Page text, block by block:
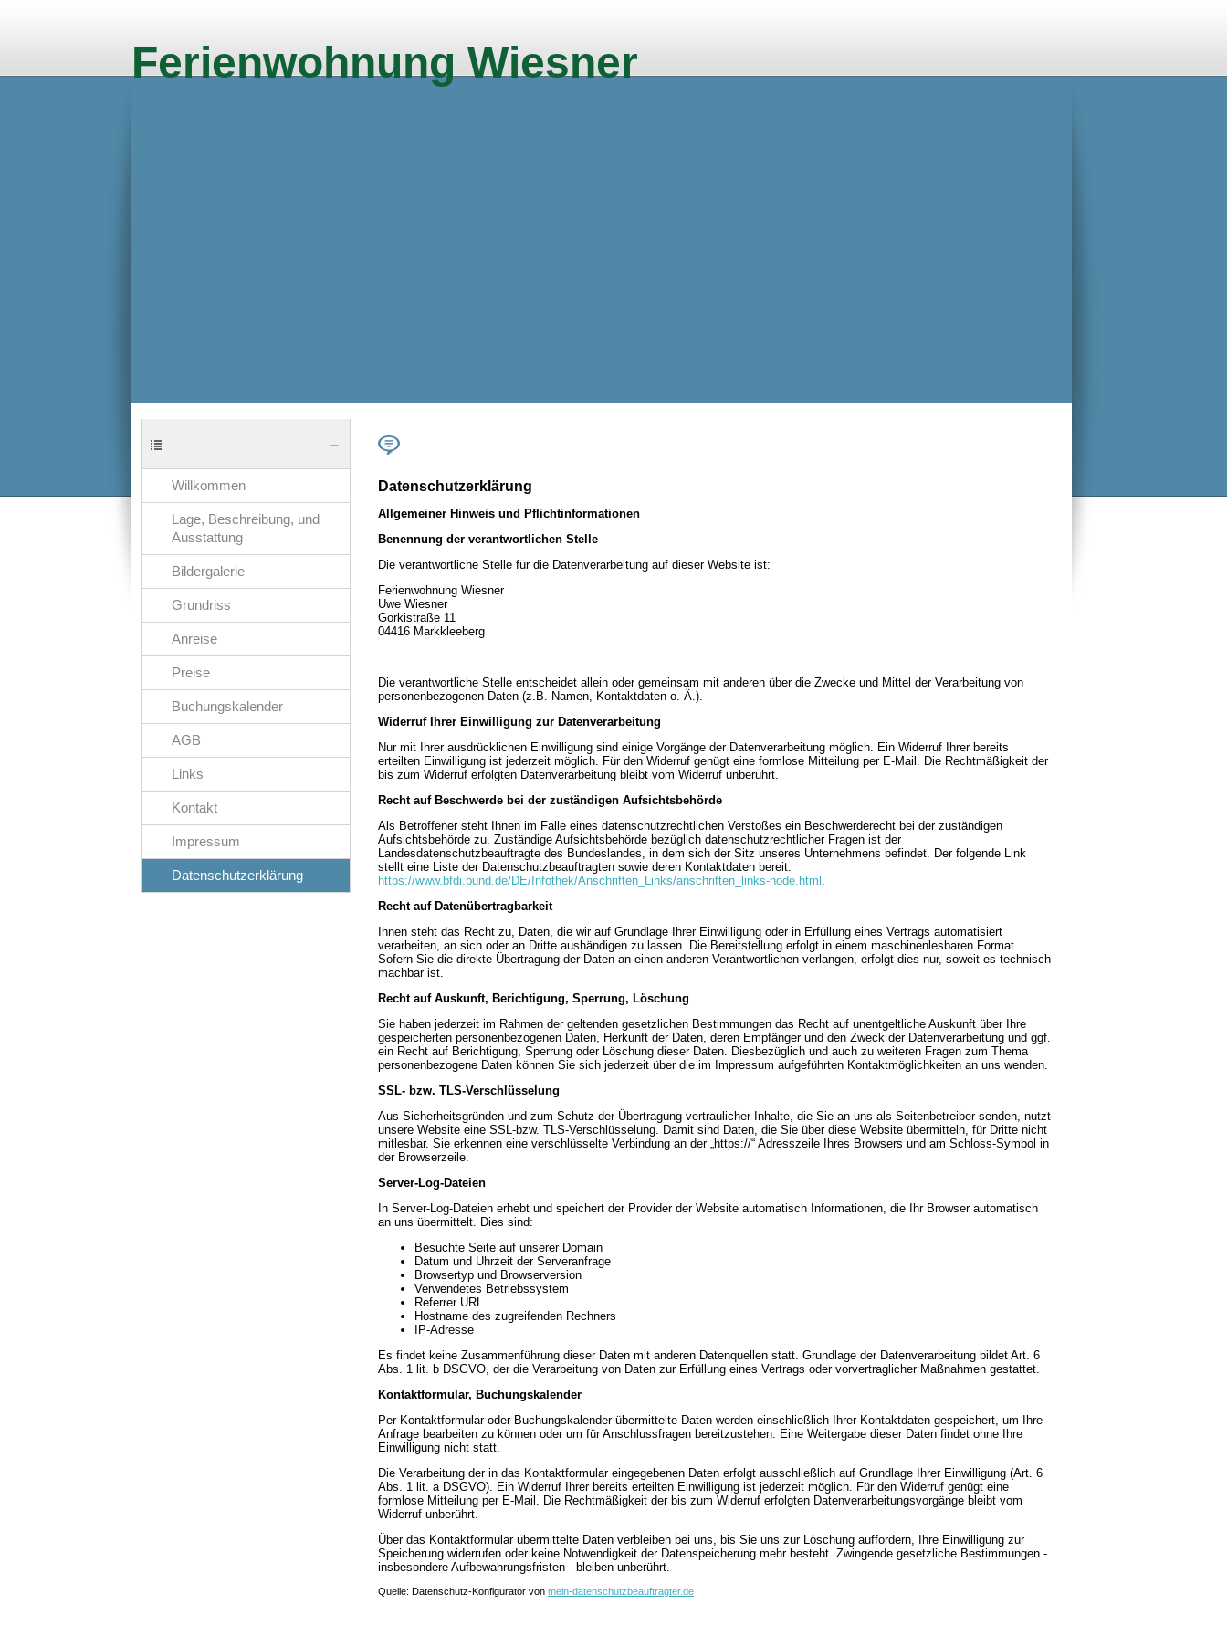
Ferienwohnung Wiesner
Willkommen
Lage, Beschreibung, und
Ausstattung
Bildergalerie
Grundriss
Anreise
Preise
Buchungskalender
AGB
Links
Kontakt
Impressum
Datenschutzerklärung
Datenschutzerklärung
Allgemeiner Hinweis und Pflichtinformationen
Benennung der verantwortlichen Stelle
Die verantwortliche Stelle für die Datenverarbeitung auf dieser Website ist:
Ferienwohnung Wiesner
Uwe Wiesner
Gorkistraße 11
04416 Markkleeberg
Die verantwortliche Stelle entscheidet allein oder gemeinsam mit anderen über die Zwecke und Mittel der Verarbeitung von
personenbezogenen Daten (z.B. Namen, Kontaktdaten o. Ä.).
Widerruf Ihrer Einwilligung zur Datenverarbeitung
Nur mit Ihrer ausdrücklichen Einwilligung sind einige Vorgänge der Datenverarbeitung möglich. Ein Widerruf Ihrer bereits
erteilten Einwilligung ist jederzeit möglich. Für den Widerruf genügt eine formlose Mitteilung per E-Mail. Die Rechtmäßigkeit der
bis zum Widerruf erfolgten Datenverarbeitung bleibt vom Widerruf unberührt.
Recht auf Beschwerde bei der zuständigen Aufsichtsbehörde
Als Betroffener steht Ihnen im Falle eines datenschutzrechtlichen Verstoßes ein Beschwerderecht bei der zuständigen
Aufsichtsbehörde zu. Zuständige Aufsichtsbehörde bezüglich datenschutzrechtlicher Fragen ist der
Landesdatenschutzbeauftragte des Bundeslandes, in dem sich der Sitz unseres Unternehmens befindet. Der folgende Link
stellt eine Liste der Datenschutzbeauftragten sowie deren Kontaktdaten bereit:
https://www.bfdi.bund.de/DE/Infothek/Anschriften_Links/anschriften_links-node.html .
Recht auf Datenübertragbarkeit
Ihnen steht das Recht zu, Daten, die wir auf Grundlage Ihrer Einwilligung oder in Erfüllung eines Vertrags automatisiert
verarbeiten, an sich oder an Dritte aushändigen zu lassen. Die Bereitstellung erfolgt in einem maschinenlesbaren Format.
Sofern Sie die direkte Übertragung der Daten an einen anderen Verantwortlichen verlangen, erfolgt dies nur, soweit es technisch
machbar ist.
Recht auf Auskunft, Berichtigung, Sperrung, Löschung
Sie haben jederzeit im Rahmen der geltenden gesetzlichen Bestimmungen das Recht auf unentgeltliche Auskunft über Ihre
gespeicherten personenbezogenen Daten, Herkunft der Daten, deren Empfänger und den Zweck der Datenverarbeitung und ggf.
ein Recht auf Berichtigung, Sperrung oder Löschung dieser Daten. Diesbezüglich und auch zu weiteren Fragen zum Thema
personenbezogene Daten können Sie sich jederzeit über die im Impressum aufgeführten Kontaktmöglichkeiten an uns wenden.
SSL- bzw. TLS-Verschlüsselung
Aus Sicherheitsgründen und zum Schutz der Übertragung vertraulicher Inhalte, die Sie an uns als Seitenbetreiber senden, nutzt
unsere Website eine SSL-bzw. TLS-Verschlüsselung. Damit sind Daten, die Sie über diese Website übermitteln, für Dritte nicht
mitlesbar. Sie erkennen eine verschlüsselte Verbindung an der „https://“ Adresszeile Ihres Browsers und am Schloss-Symbol in
der Browserzeile.
Server-Log-Dateien
In Server-Log-Dateien erhebt und speichert der Provider der Website automatisch Informationen, die Ihr Browser automatisch
an uns übermittelt. Dies sind:
Besuchte Seite auf unserer Domain
Datum und Uhrzeit der Serveranfrage
Browsertyp und Browserversion
Verwendetes Betriebssystem
Referrer URL
Hostname des zugreifenden Rechners
IP-Adresse
Es findet keine Zusammenführung dieser Daten mit anderen Datenquellen statt. Grundlage der Datenverarbeitung bildet Art. 6
Abs. 1 lit. b DSGVO, der die Verarbeitung von Daten zur Erfüllung eines Vertrags oder vorvertraglicher Maßnahmen gestattet.
Kontaktformular, Buchungskalender
Per Kontaktformular oder Buchungskalender übermittelte Daten werden einschließlich Ihrer Kontaktdaten gespeichert, um Ihre
Anfrage bearbeiten zu können oder um für Anschlussfragen bereitzustehen. Eine Weitergabe dieser Daten findet ohne Ihre
Einwilligung nicht statt.
Die Verarbeitung der in das Kontaktformular eingegebenen Daten erfolgt ausschließlich auf Grundlage Ihrer Einwilligung (Art. 6
Abs. 1 lit. a DSGVO). Ein Widerruf Ihrer bereits erteilten Einwilligung ist jederzeit möglich. Für den Widerruf genügt eine
formlose Mitteilung per E-Mail. Die Rechtmäßigkeit der bis zum Widerruf erfolgten Datenverarbeitungsvorgänge bleibt vom
Widerruf unberührt.
Über das Kontaktformular übermittelte Daten verbleiben bei uns, bis Sie uns zur Löschung auffordern, Ihre Einwilligung zur
Speicherung widerrufen oder keine Notwendigkeit der Datenspeicherung mehr besteht. Zwingende gesetzliche Bestimmungen -
insbesondere Aufbewahrungsfristen - bleiben unberührt.
Quelle: Datenschutz-Konfigurator von mein-datenschutzbeauftragter.de